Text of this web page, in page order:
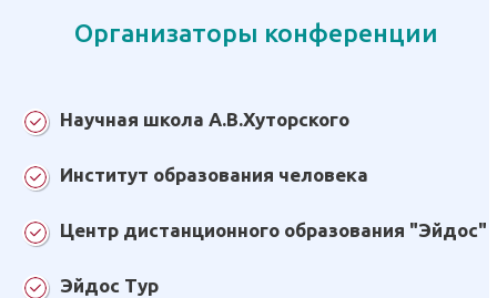
Организаторы конференции
Научная школа А.В.Хуторского
Институт образования человека
Центр дистанционного образования "Эйдос"
Эйдос Тур